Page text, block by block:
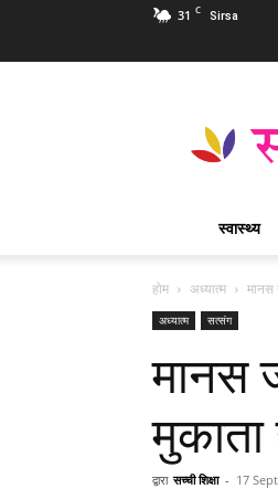
31 C Sirsa
स्वास्थ्य
होम अध्यात्म मानस
अध्यात्म सत्संग
मानस
द्वारा सच्ची शिक्षा - 17